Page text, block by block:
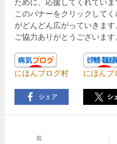
ために、応援してくれていま
このバナーをクリックして
がどんどん広がっていきます
ご協力ありがとうございます
にほんブログ村 にほんブ
前